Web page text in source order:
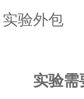
实验外包
实验需